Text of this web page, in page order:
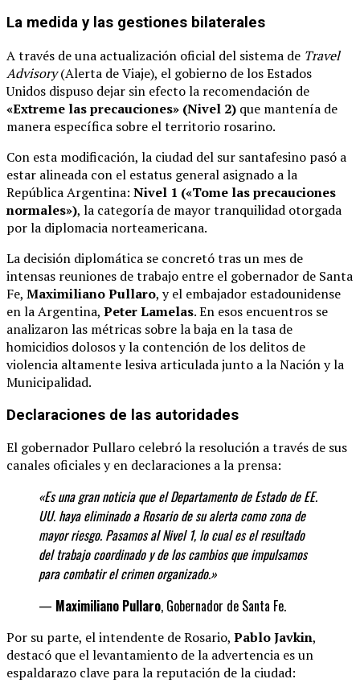
La medida y las gestiones bilaterales
A través de una actualización oficial del sistema de Travel
Advisory(Alerta de Viaje), el gobierno de los Estados
Unidos dispuso dejar sin efecto la recomendación de
«Extreme las precauciones» (Nivel 2) que mantenía de
manera específica sobre el territorio rosarino.
Con esta modificación, la ciudad del sur santafesino pasó a
estar alineada con el estatus general asignado a la
República Argentina: Nivel 1 («Tome las precauciones
normales»), la categoría de mayor tranquilidad otorgada
por la diplomacia norteamericana.
La decisión diplomática se concretó tras un mes de
intensas reuniones de trabajo entre el gobernador de Santa
Fe, Maximiliano Pullaro, y el embajador estadounidense
en la Argentina, Peter Lamelas.En esos encuentros se
analizaron las métricas sobre la baja en la tasa de
homicidios dolosos y la contención de los delitos de
violencia altamente lesiva articulada junto a la Nación y la
Municipalidad.
Declaraciones de las autoridades
El gobernador Pullaro celebró la resolución a través de sus
canales oficiales y en declaraciones a la prensa:
«Es una gran noticia que el Departamento de Estado de EE.
UU. haya eliminado a Rosario de su alerta como zona de
mayor riesgo. Pasamos al Nivel 1, lo cual es el resultado
del trabajo coordinado y de los cambios que impulsamos
para combatir el crimen organizado.»
— Maximiliano Pullaro, Gobernador de Santa Fe.
Por su parte, el intendente de Rosario, Pablo Javkin,
destacó que el levantamiento de la advertencia es un
espaldarazo clave para la reputación de la ciudad: